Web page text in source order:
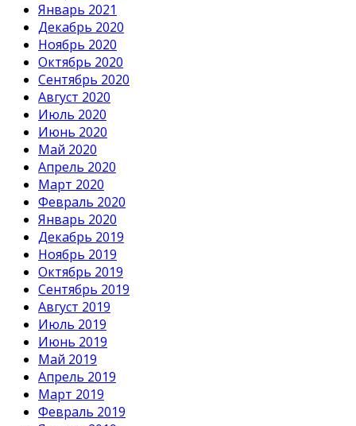
Январь 2021
Декабрь 2020
Ноябрь 2020
Октябрь 2020
Сентябрь 2020
Август 2020
Июль 2020
Июнь 2020
Май 2020
Апрель 2020
Март 2020
Февраль 2020
Январь 2020
Декабрь 2019
Ноябрь 2019
Октябрь 2019
Сентябрь 2019
Август 2019
Июль 2019
Июнь 2019
Май 2019
Апрель 2019
Март 2019
Февраль 2019